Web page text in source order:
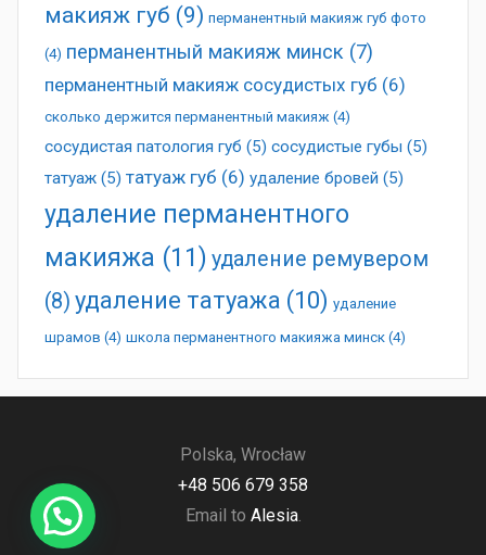
макияж губ (9) перманентный макияж губ фото
(4) перманентный макияж минск (7)
перманентный макияж сосудистых губ (6)
сколько держится перманентный макияж (4)
сосудистая патология губ (5) сосудистые губы (5)
татуаж (5) татуаж губ (6) удаление бровей (5)
удаление перманентного
макияжа (11) удаление ремувером
(8) удаление татуажа (10) удаление
шрамов (4) школа перманентного макияжа минск (4)
Polska, Wrocław
+48 506 679 358
Email to Alesia.